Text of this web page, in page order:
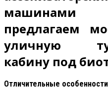
предлагаем
уличную
кабину под
Отличительные